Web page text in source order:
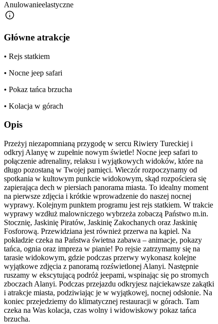
Anulowanieelastyczne
Główne atrakcje
• Rejs statkiem
• Nocne jeep safari
• Pokaz tańca brzucha
• Kolacja w górach
Opis
Przeżyj niezapomnianą przygodę w sercu Riwiery Tureckiej i
odkryj Alanyę w zupełnie nowym świetle! Nocne jeep safari to
połączenie adrenaliny, relaksu i wyjątkowych widoków, które na
długo pozostaną w Twojej pamięci. Wieczór rozpoczynamy od
spotkania w kultowym punkcie widokowym, skąd rozpościera się
zapierająca dech w piersiach panorama miasta. To idealny moment
na pierwsze zdjęcia i krótkie wprowadzenie do naszej nocnej
wyprawy. Kolejnym punktem programu jest rejs statkiem. W trakcie
wyprawy wzdłuż malowniczego wybrzeża zobaczą Państwo m.in.
Stocznię, Jaskinię Piratów, Jaskinię Zakochanych oraz Jaskinię
Fosforową. Przewidziana jest również przerwa na kąpiel. Na
pokładzie czeka na Państwa świetna zabawa – animacje, pokazy
tańca, ognia oraz impreza w pianie! Po rejsie zatrzymamy się na
tarasie widokowym, gdzie podczas przerwy wykonasz kolejne
wyjątkowe zdjęcia z panoramą rozświetlonej Alanyi. Następnie
ruszamy w ekscytującą podróż jeepami, wspinając się po stromych
zboczach Alanyi. Podczas przejazdu odkryjesz najciekawsze zakątki
i atrakcje miasta, podziwiając je w wyjątkowej, nocnej odsłonie. Na
koniec przejedziemy do klimatycznej restauracji w górach. Tam
czeka na Was kolacja, czas wolny i widowiskowy pokaz tańca
brzucha.